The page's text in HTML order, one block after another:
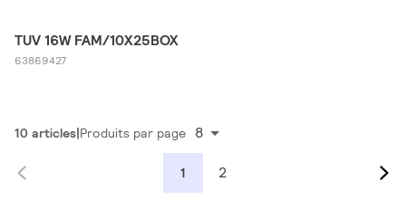
TUV 16W FAM/10X25BOX
63869427
10 articles Produits par page 8
1 2